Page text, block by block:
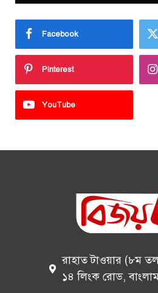
Facebook
Pinterest
YouTube
রাহাত টাওয়ার (৮ম
১৪ লিংক রোড,